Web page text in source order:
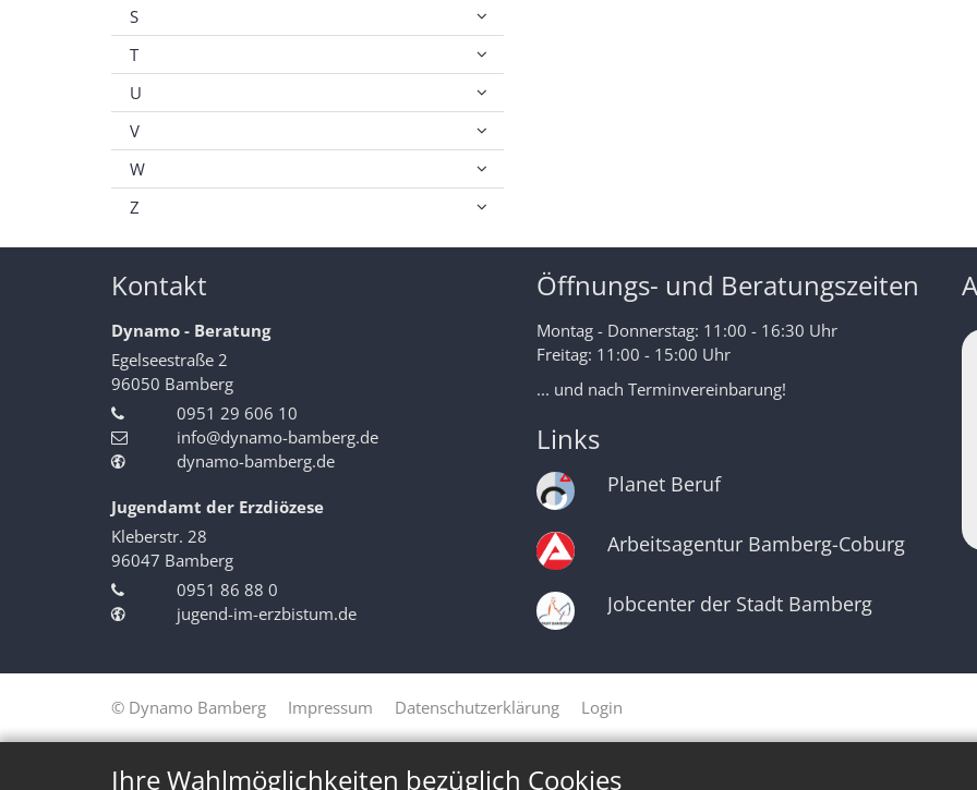
Ihre Wahlmöglichkeiten bezüglich Cookies
S
T
U
V
W
Z
Kontakt
Dynamo - Beratung
Egelseestraße 2
96050 Bamberg
0951 29 606 10
info@dynamo-bamberg.de
dynamo-bamberg.de
Jugendamt der Erzdiözese
Kleberstr. 28
96047 Bamberg
0951 86 88 0
jugend-im-erzbistum.de
Öffnungs- und Beratungszeiten
Montag - Donnerstag: 11:00 - 16:30 Uhr
Freitag: 11:00 - 15:00 Uhr
... und nach Terminvereinbarung!
Links
Planet Beruf
Arbeitsagentur Bamberg-Coburg
Jobcenter der Stadt Bamberg
© Dynamo Bamberg Impressum Datenschutzerklärung Login